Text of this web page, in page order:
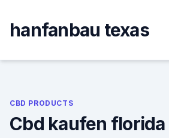
content
hanfanbau texas
CBD PRODUCTS
Cbd kaufen florida